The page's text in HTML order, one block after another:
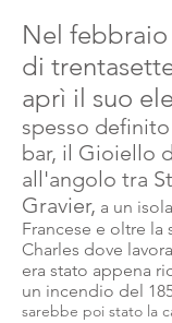
Nel febbraio
di
aprì il suo
spesso
bar, il Gioiello
all'angolo tra
Gravier, a un
Francese e oltre
Charles dove
era stato appena
un incendio del
sarebbe poi stato la